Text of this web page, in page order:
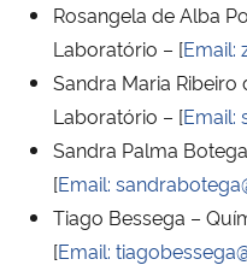
Rosangela de Alba
Laboratório – [Email:
Sandra Maria Ribeiro
Laboratório – [Email:
Sandra Palma
[Email:
Tiago Bessega –
[Email: